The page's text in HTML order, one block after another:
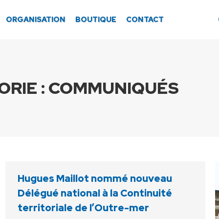
ORGANISATION BOUTIQUE CONTACT
: COMMUNIQUÉS
Hugues Maillot nommé nouveau
Délégué national à la Continuité
territoriale de l’Outre-mer